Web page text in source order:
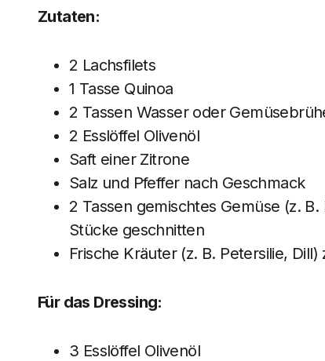
Zutaten:
2 Lachsfilets
1 Tasse Quinoa
2 Tassen Wasser oder
2 Esslöffel Olivenöl
Saft einer Zitrone
Salz und Pfeffer nach Geschmack
2 Tassen gemischtes Gemüse (z.
Stücke geschnitten
Frische Kräuter (z. B. Petersilie, Dill)
Für das Dressing:
3 Esslöffel Olivenöl